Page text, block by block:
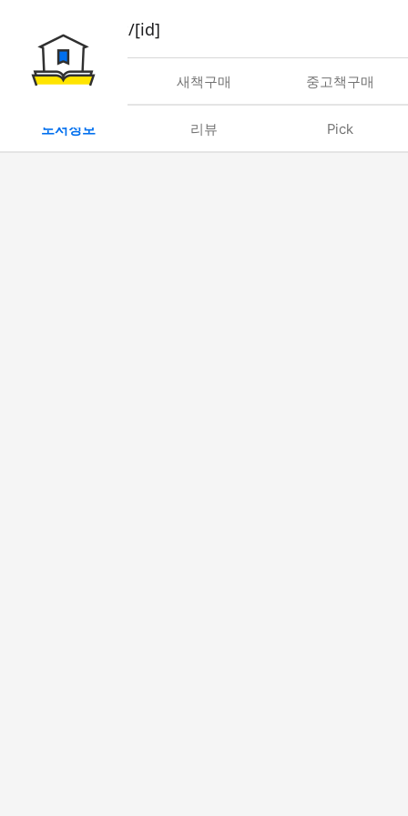
book/rent/[id]
대여 새책구매 중고책구매
도서정보 리뷰 Pick